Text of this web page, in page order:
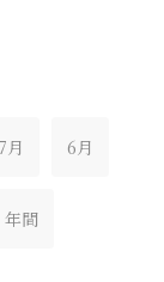
7月 6月
年間